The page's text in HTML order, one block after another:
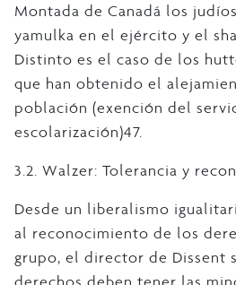
Montada de Canadá los
yamulka en el ejército y el
Distinto es el caso de los
que han obtenido el
población (exención del
escolarización)47.
3.2. Walzer: Tolerancia y
Desde un liberalismo
al reconocimiento de los
grupo, el director de Dissent